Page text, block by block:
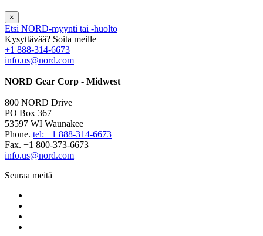
×
Etsi NORD-myynti tai -huolto
Kysyttävää? Soita meille
+1 888-314-6673
info.us@nord.com
NORD Gear Corp - Midwest
800 NORD Drive
PO Box 367
53597 WI Waunakee
Phone. tel: +1 888-314-6673
Fax. +1 800-373-6673
info.us@nord.com
Seuraa meitä